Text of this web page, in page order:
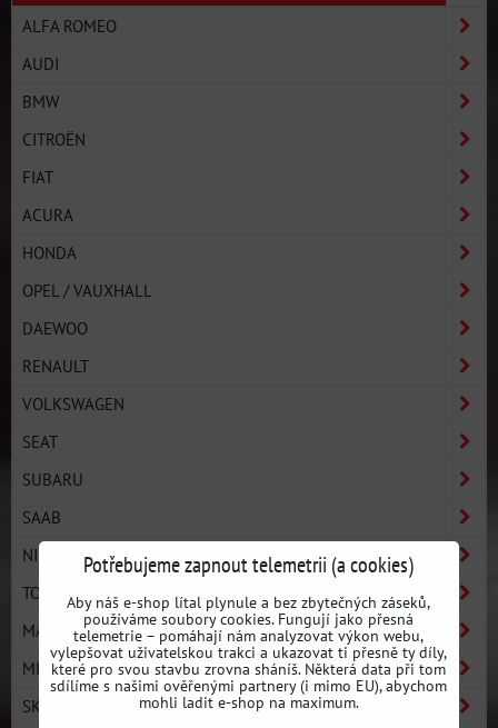
ALFA ROMEO
AUDI
BMW
CITROËN
FIAT
ACURA
HONDA
OPEL / VAUXHALL
DAEWOO
RENAULT
VOLKSWAGEN
SEAT
SUBARU
SAAB
NISSAN
TOYOTA
MAZDA
MITSUBISHI
SKODA
Potřebujeme zapnout telemetrii (a cookies)
Aby náš e-shop lítal plynule a bez zbytečných záseků,
používáme soubory cookies. Fungují jako přesná
telemetrie – pomáhají nám analyzovat výkon webu,
vylepšovat uživatelskou trakci a ukazovat ti přesně ty díly,
které pro svou stavbu zrovna sháníš. Některá data při tom
sdílíme s našimi ověřenými partnery (i mimo EU), abychom
mohli ladit e-shop na maximum.